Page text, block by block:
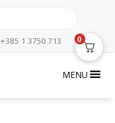
+385 1 3750 713
MENU
0